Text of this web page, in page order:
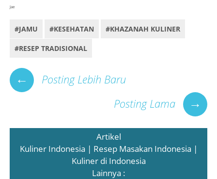
Jae
#JAMU #KESEHATAN #KHAZANAH KULINER
#RESEP TRADISIONAL
←
Posting Lebih Baru
Posting Lama
→
Artikel
Kuliner Indonesia | Resep Masakan Indonesia |
Kuliner di Indonesia
Lainnya :